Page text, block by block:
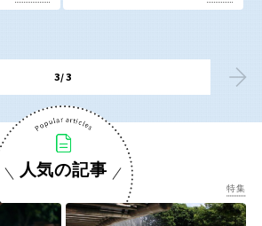
佐賀
3/3
人気の記事
特集